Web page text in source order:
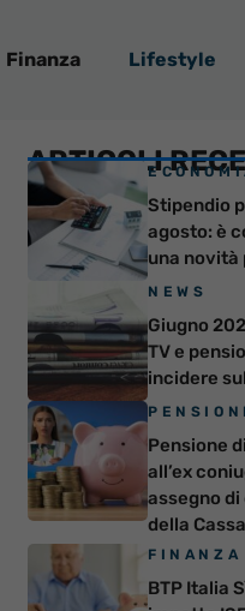
Finanza Lifestyle
ARTICOLI
Stipendio
agosto: è
una novità
NEWS
Giugno
TV e
incidere
PENSIONI
Pensione
all’ex
assegno
della
FINANZA
BTP Italia